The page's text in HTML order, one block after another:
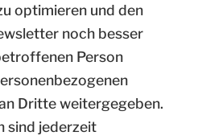
optimieren und den
noch besser
Person
Dritte weitergegeben.
sind jederzeit